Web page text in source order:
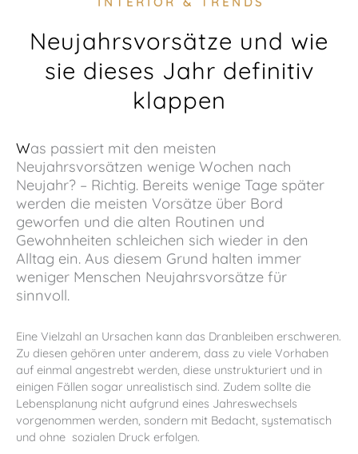
Neujahrsvorsätze und wie
sie dieses Jahr definitiv
klappen
Was passiert mit den meisten
Neujahrsvorsätzen wenige Wochen nach
Neujahr? – Richtig. Bereits wenige Tage später
werden die meisten Vorsätze über Bord
geworfen und die alten Routinen und
Gewohnheiten schleichen sich wieder in den
Alltag ein. Aus diesem Grund halten immer
weniger Menschen Neujahrsvorsätze für
sinnvoll.
Eine Vielzahl an Ursachen kann das Dranbleiben erschweren.
Zu diesen gehören unter anderem, dass zu viele Vorhaben
auf einmal angestrebt werden, diese unstrukturiert und in
einigen Fällen sogar unrealistisch sind. Zudem sollte die
Lebensplanung nicht aufgrund eines Jahreswechsels
vorgenommen werden, sondern mit Bedacht, systematisch
und ohne sozialen Druck erfolgen.